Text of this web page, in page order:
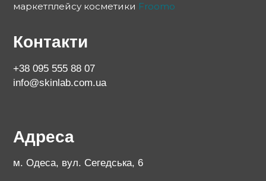
маркетплейсу косметики Froomo
Контакти
+38 095 555 88 07
info@skinlab.com.ua
Адреса
м. Одеса, вул. Сегедська, 6